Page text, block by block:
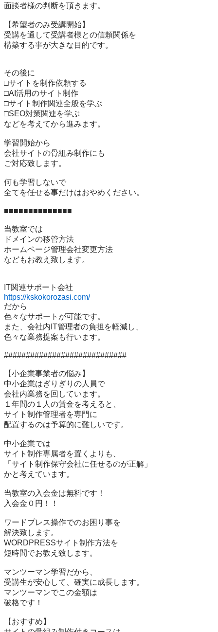
面談者様の判断を頂きます。
【希望者のみ受講開始】
受講を通して受講者様との信頼関係を
構築する事が大きな目的です。
その後に
□サイトを制作依頼する
□AI活用のサイト制作
□サイト制作関連全般を学ぶ
□SEO対策関連を学ぶ
などを考えてから進みます。
学習開始から
会社サイトの骨組み制作にも
ご対応致します。
何も学習しないで
全てを任せる事だけはおやめください。
■■■■■■■■■■■■■■
当教室では
ドメインの移管方法
ホームページ管理会社変更方法
などもお教え致します。
https://kskokorozasi.com/
だから
色々なサポートが可能です。
また、会社内IT管理者の負担を軽減し、
色々な業務提案も行います。
############################
【小企業事業者の悩み】
中小企業はぎりぎりの人員で
会社内業務を回しています。
１年間の１人の賃金を考えると、
サイト制作管理者を専門に
配置するのは予算的に難しいです。
中小企業では
サイト制作専属者を置くよりも、
「サイト制作保守会社に任せるのが正解」
かと考えています。
当教室の入会金は無料です！
入会金０円！！
ワードプレス操作でのお困り事を
解決致します。
WORDPRESSサイト制作方法を
短時間でお教え致します。
マンツーマン学習だから、
受講生が安心して、確実に成長します。
マンツーマンでこの金額は
破格です！
【おすすめ】